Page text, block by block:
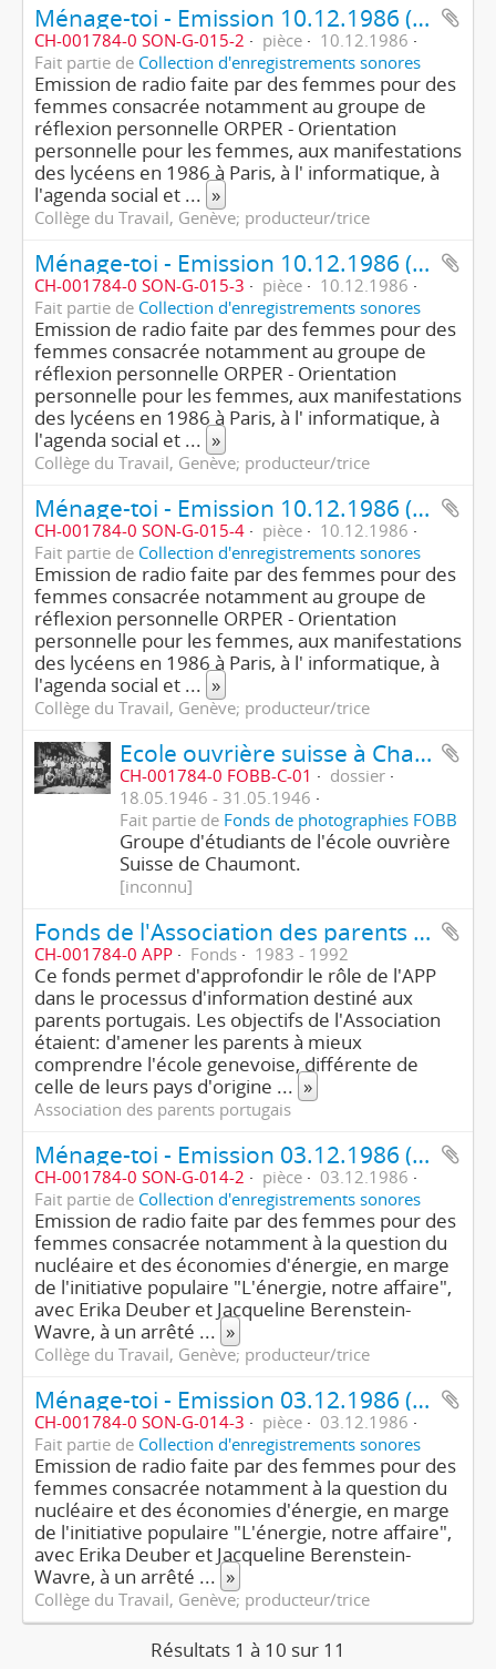
Ménage-toi - Emission 10.12.1986 (2ème partie/4)
CH-001784-0 SON-G-015-2 pièce
10.12.1986
Fait partie de Collection d'enregistrements sonores
Emission de radio faite par des femmes pour des
femmes consacrée notamment au groupe de
réflexion personnelle ORPER - Orientation
personnelle pour les femmes, aux manifestations
des lycéens en 1986 à Paris, à l' informatique, à
l'agenda social et ... »
Collège du Travail, Genève; producteur/trice
Ménage-toi - Emission 10.12.1986 (3ème partie/4)
CH-001784-0 SON-G-015-3 pièce
10.12.1986
Fait partie de Collection d'enregistrements sonores
Emission de radio faite par des femmes pour des
femmes consacrée notamment au groupe de
réflexion personnelle ORPER - Orientation
personnelle pour les femmes, aux manifestations
des lycéens en 1986 à Paris, à l' informatique, à
l'agenda social et ... »
Collège du Travail, Genève; producteur/trice
Ménage-toi - Emission 10.12.1986 (4ème partie/4)
CH-001784-0 SON-G-015-4 pièce
10.12.1986
Fait partie de Collection d'enregistrements sonores
Emission de radio faite par des femmes pour des
femmes consacrée notamment au groupe de
réflexion personnelle ORPER - Orientation
personnelle pour les femmes, aux manifestations
des lycéens en 1986 à Paris, à l' informatique, à
l'agenda social et ... »
Collège du Travail, Genève; producteur/trice
Ecole ouvrière suisse à Chaumont
CH-001784-0 FOBB-C-01
dossier
18.05.1946 - 31.05.1946
Fait partie de Fonds de photographies FOBB
Groupe d'étudiants de l'école ouvrière
Suisse de Chaumont.
[inconnu]
Fonds de l'Association des parents portugais
CH-001784-0 APP Fonds 1983 - 1992
Ce fonds permet d'approfondir le rôle de l'APP
dans le processus d'information destiné aux
parents portugais. Les objectifs de l'Association
étaient: d'amener les parents à mieux
comprendre l'école genevoise, différente de
celle de leurs pays d'origine ... »
Association des parents portugais
Ménage-toi - Emission 03.12.1986 (2ème partie/4)
CH-001784-0 SON-G-014-2 pièce
03.12.1986
Fait partie de Collection d'enregistrements sonores
Emission de radio faite par des femmes pour des
femmes consacrée notamment à la question du
nucléaire et des économies d'énergie, en marge
de l'initiative populaire "L'énergie, notre affaire",
avec Erika Deuber et Jacqueline Berenstein-
Wavre, à un arrêté ... »
Collège du Travail, Genève; producteur/trice
Ménage-toi - Emission 03.12.1986 (3ème partie/4)
CH-001784-0 SON-G-014-3 pièce
03.12.1986
Fait partie de Collection d'enregistrements sonores
Emission de radio faite par des femmes pour des
femmes consacrée notamment à la question du
nucléaire et des économies d'énergie, en marge
de l'initiative populaire "L'énergie, notre affaire",
avec Erika Deuber et Jacqueline Berenstein-
Wavre, à un arrêté ... »
Collège du Travail, Genève; producteur/trice
Résultats 1 à 10 sur 11